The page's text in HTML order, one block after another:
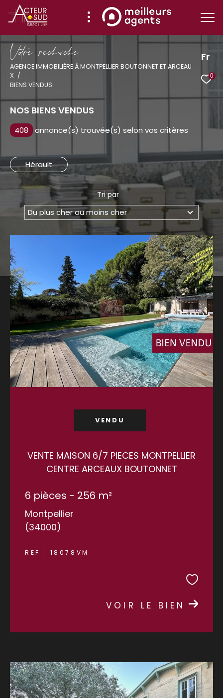
Fr
0
Vore recece
AGENCE IMMOBILIÈRE À MONTPELLIER BOUTONNET ET ARCEAU
X
BIENS VENDUS
NOS BIENS VENDUS
408 annonce(s) trouvée(s) selon vos critères
Hérault
Tri par
Du plus cher au moins cher
VENDU
VENTE MAISON 6/7 PIECES MONTPELLIER
CENTRE ARCEAUX BOUTONNET
6 pièces - 256 m²
Montpellier
(34000)
REF : 18078VM
VOIR LE BIEN
Effectuer une recherche
et trouver le bien qui correspond à vos
critères
Type
Type
de
bien
Type de bien
Ville
Surface
Surface
Pièces
Pièces
Référence
AFFINER LES CRITÈRES
TERRASSE PARKING
RECHERCHER